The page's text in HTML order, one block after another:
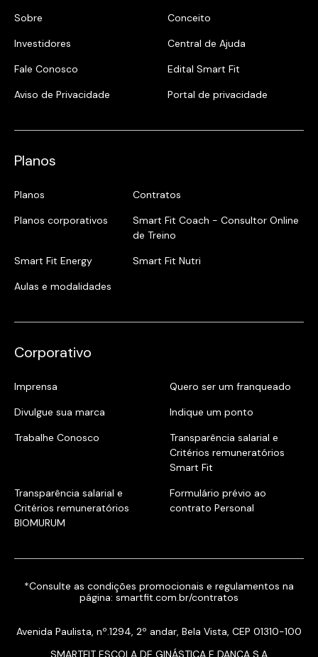
Sobre
Conceito
Investidores
Central de Ajuda
Fale Conosco
Edital Smart Fit
Aviso de Privacidade
Portal de privacidade
Planos
Planos
Contratos
Planos corporativos
Smart Fit Coach - Consultor Online
de Treino
Smart Fit Energy
Smart Fit Nutri
Aulas e modalidades
Corporativo
Imprensa
Quero ser um franqueado
Divulgue sua marca
Indique um ponto
Trabalhe Conosco
Transparência salarial e
Critérios remuneratórios
Smart Fit
Transparência salarial e
Critérios remuneratórios
BIOMURUM
Formulário prévio ao
contrato Personal
*Consulte as condições promocionais e regulamentos na
página: smartfit.com.br/contratos
Avenida Paulista, nº.1294, 2º andar, Bela Vista, CEP 01310-100
SMARTFIT ESCOLA DE GINÁSTICA E DANÇA S.A